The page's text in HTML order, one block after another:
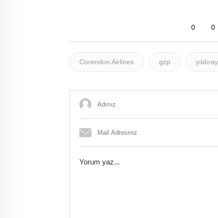
0 0
Corendon Airlines gzp